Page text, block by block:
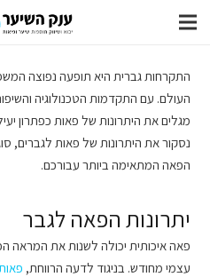
התקרחות גברית היא תופעה נפוצה
העולם. עם התקדמות הטכנולוגיה
מגלים את היתרונות של פאות כפתרון
נסקור את היתרונות של פאות לגברים,
הפאה המתאימה ביותר עבורכם.
יתרונות הפאה לגבר
פאה איכותית יכולה לשנות את המראה
עצמי מחודש. בניגוד לדעה הרווחת, פאות